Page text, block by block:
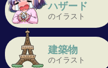
ハザード
のイラスト
建築物
のイラスト